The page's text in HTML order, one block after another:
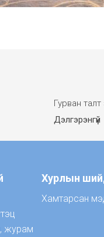
Гурван
Дэлгэрэнгүй
журам
Хурлын
Хамтарсан